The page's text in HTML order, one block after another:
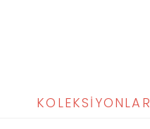
KOLEKSIYONLAR